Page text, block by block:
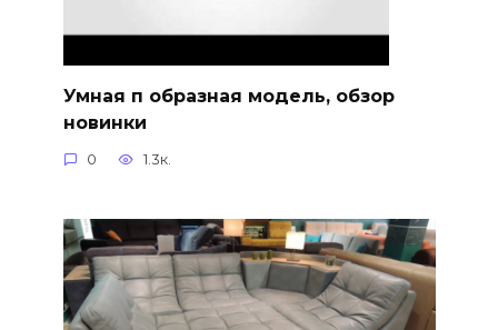
Умная п образная модель, обзор
новинки
0 1.3к.